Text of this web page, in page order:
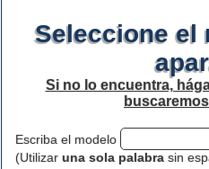
Seleccione el
Si no lo encuentra,
Escriba el modelo
(Utilizar una sola palabra sin